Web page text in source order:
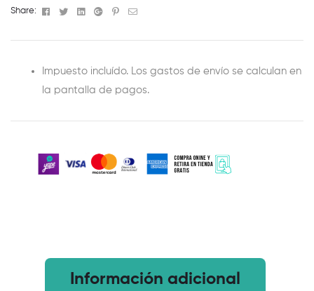
Share: Facebook
TwitterLinkedinGoogle+Pinterest
Email
Impuesto incluído. Los gastos de envío se calculan en
la pantalla de pagos.
Información adicional